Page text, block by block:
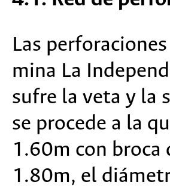
Las
mina La
sufre la veta y la
se procede a la
1.60m con broca
1.80m, el